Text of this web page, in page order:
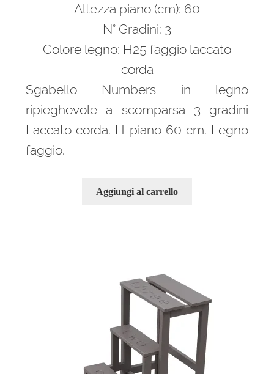
originale
139,00 €.
attuale
Altezza piano (cm): 60
N° Gradini: 3
Colore legno: H25 faggio laccato
corda
Sgabello Numbers in legno
ripieghevole a scomparsa 3 gradini
Laccato corda. H piano 60 cm. Legno
faggio.
Aggiungi al carrello